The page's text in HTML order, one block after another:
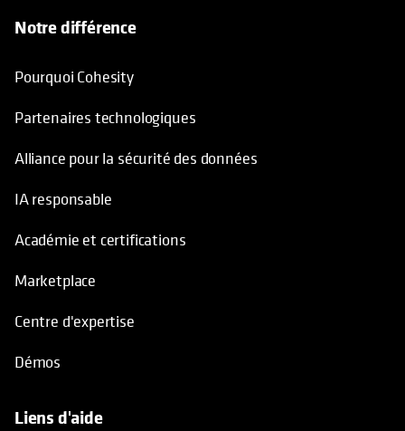
Notre différence
Pourquoi Cohesity
Partenaires technologiques
Alliance pour la sécurité des données
IA responsable
Académie et certifications
Marketplace
Centre d'expertise
Démos
Liens d'aide